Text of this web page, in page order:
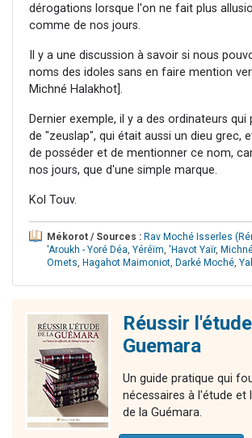
dérogations lorsque l'on ne fait plus
comme de nos jours.
Il y a une discussion à savoir si nous
noms des idoles sans en faire mention
Michné Halakhot].
Dernier exemple, il y a des ordinateurs
de "zeuslap", qui était aussi un dieu grec,
de posséder et de mentionner ce nom,
nos jours, que d'une simple marque.
Kol Touv.
Mékorot / Sources : Rav Moché Isserles
'Aroukh - Yoré Déa, Yéréïm, 'Havot Yaïr,
Omets, Hagahot Maimoniot, Darké Moché,
Réussir
Guemara
Un guide pratique qui
nécessaires à l'étude et
de la Guémara.